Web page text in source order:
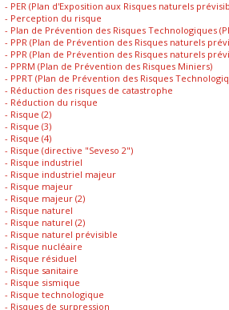
- PER (Plan d'Exposition aux Risques naturels
- Perception du risque
- Plan de Prévention des Risques Technologiques
- PPR (Plan de Prévention des Risques naturels
- PPR (Plan de Prévention des Risques naturels
- PPRM (Plan de Prévention des Risques Miniers)
- PPRT (Plan de Prévention des Risques
- Réduction des risques de catastrophe
- Réduction du risque
- Risque (2)
- Risque (3)
- Risque (4)
- Risque (directive "Seveso 2")
- Risque industriel
- Risque industriel majeur
- Risque majeur
- Risque majeur (2)
- Risque naturel
- Risque naturel (2)
- Risque naturel prévisible
- Risque nucléaire
- Risque résiduel
- Risque sanitaire
- Risque sismique
- Risque technologique
- Risques de surpression